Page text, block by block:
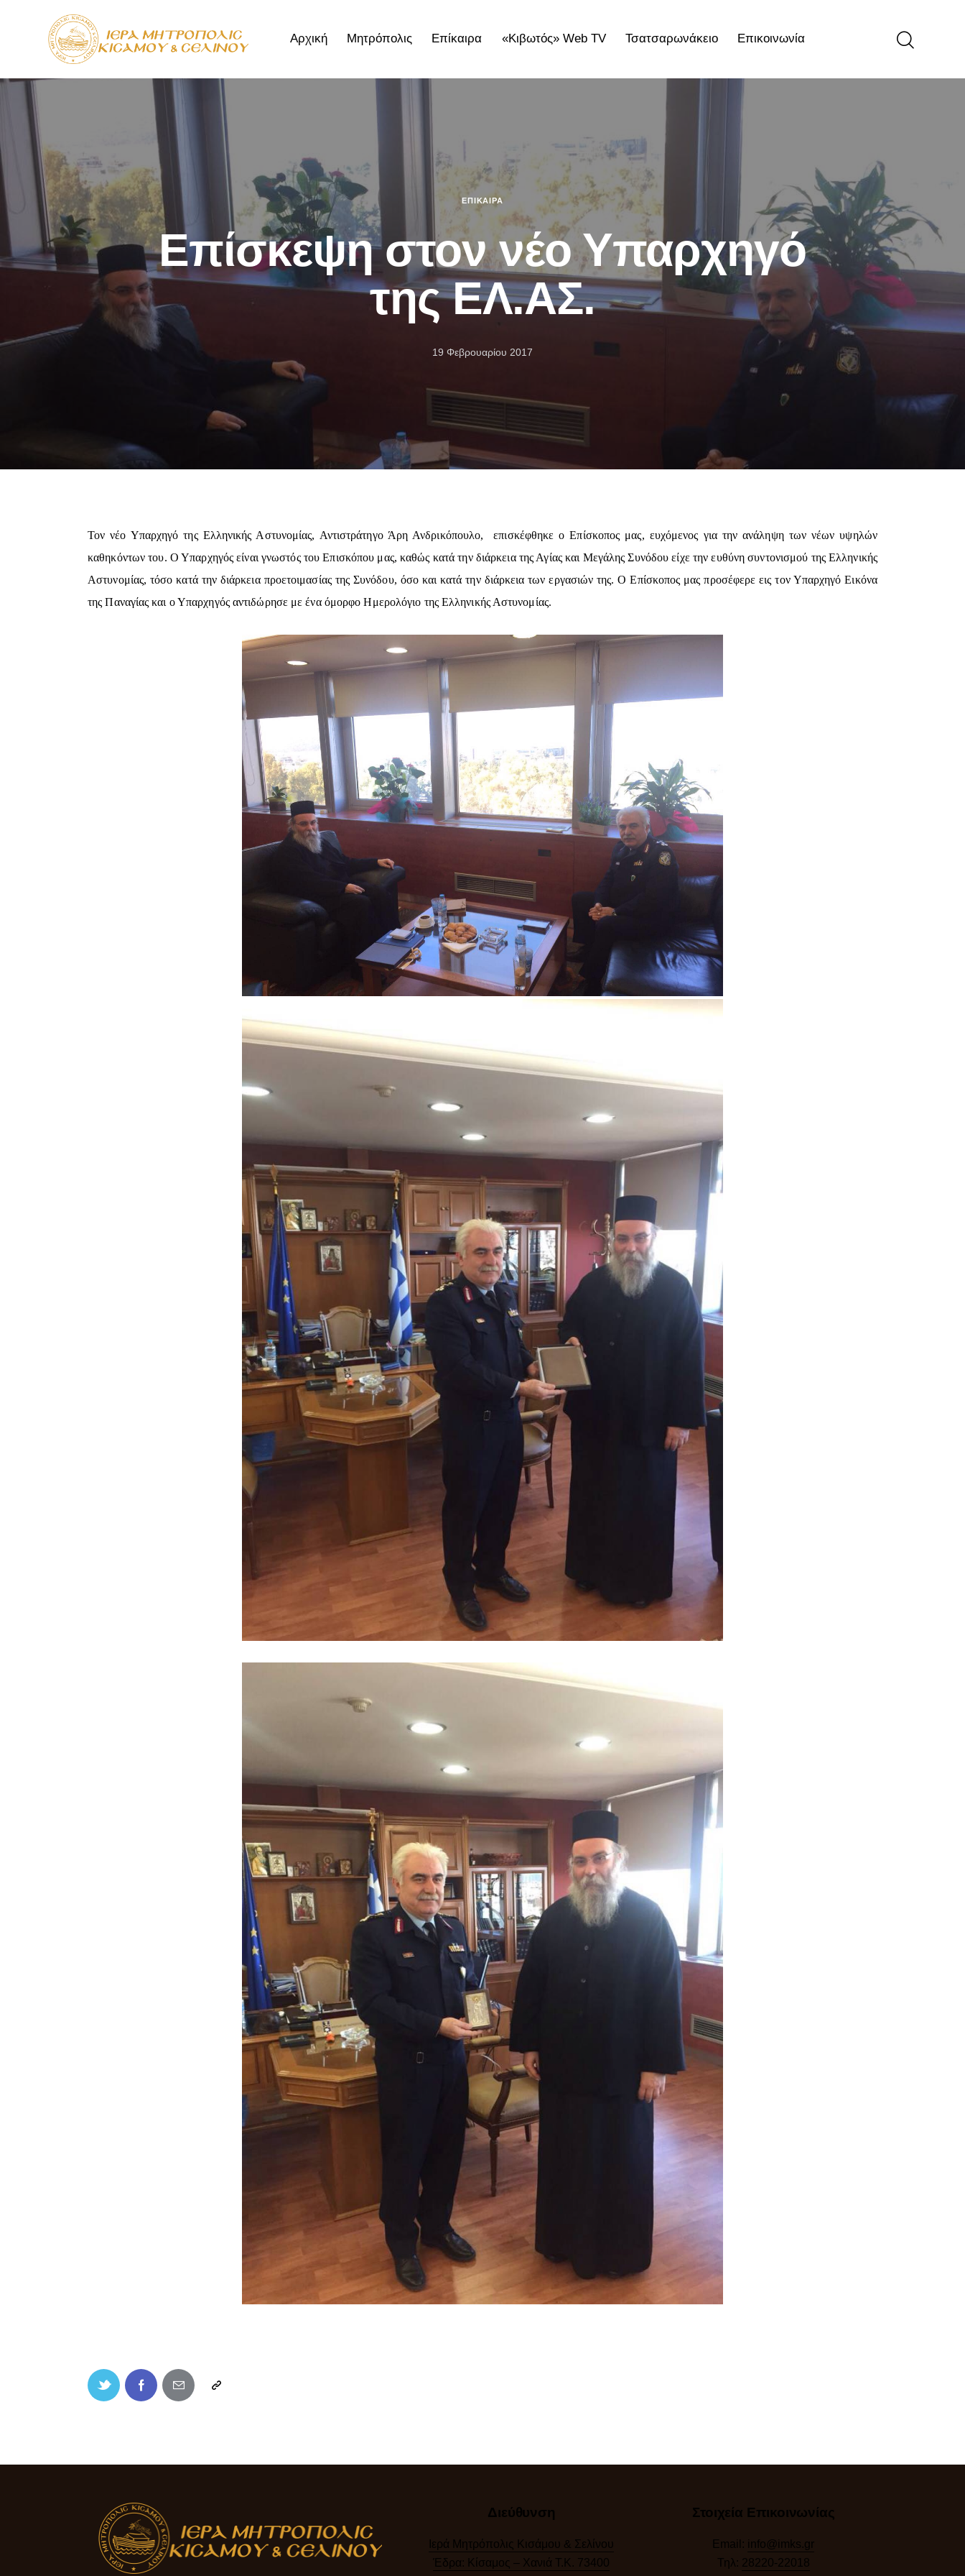
Αρχική Μητρόπολις Επίκαιρα «Κιβωτός» Web TV Τσατσαρωνάκειο Επικοινωνία
Αρχική
ΕΠΊΚΑΙΡΑ
Επίσκεψη στον νέο Υπαρχηγό
της ΕΛ.ΑΣ.
19 Φεβρουαρίου 2017
Τον νέο Υπαρχηγό της Ελληνικής Αστυνομίας, Αντιστράτηγο Άρη Ανδρικόπουλο, επισκέφθηκε ο Επίσκοπος μας, ευχόμενος για την ανάληψη των νέων υψηλών
καθηκόντων του. Ο Υπαρχηγός είναι γνωστός του Επισκόπου μας, καθώς κατά την διάρκεια της Αγίας και Μεγάλης Συνόδου είχε την ευθύνη συντονισμού της Ελληνικής
Αστυνομίας, τόσο κατά την διάρκεια προετοιμασίας της Συνόδου, όσο και κατά την διάρκεια των εργασιών της. Ο Επίσκοπος μας προσέφερε εις τον Υπαρχηγό Εικόνα
της Παναγίας και ο Υπαρχηγός αντιδώρησε με ένα όμορφο Ημερολόγιο της Ελληνικής Αστυνομίας.
Διεύθυνση
Ιερά Μητρόπολις Κισάμου & Σελίνου
Έδρα: Κίσαμος – Χανιά Τ.Κ. 73400
Στοιχεία Επικοινωνίας
Email: info@imks.gr
Τηλ: 28220-22018